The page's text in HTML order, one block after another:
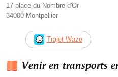
17 place du Nombre d'Or
34000 Montpellier
Trajet Waze
Venir en transports